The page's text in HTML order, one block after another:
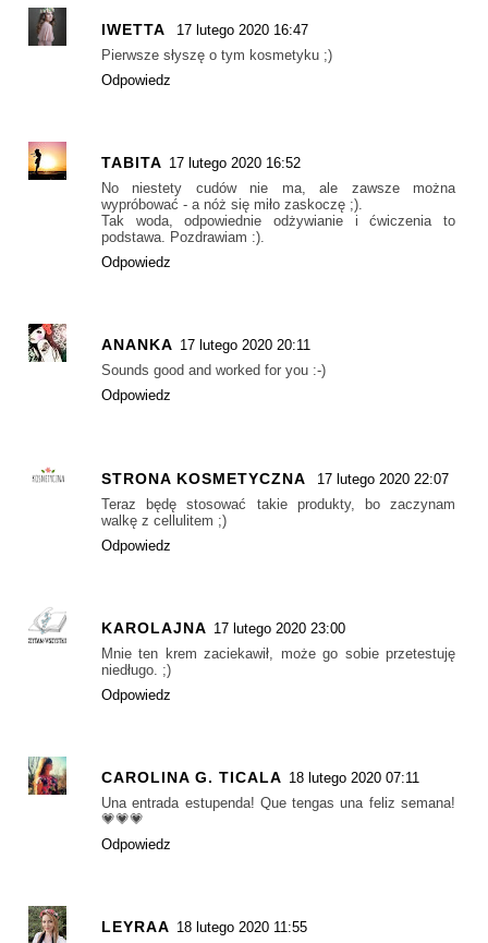
IWETTA
17 lutego 2020 16:47
Pierwsze słyszę o tym kosmetyku ;)
Odpowiedz
TABITA 17 lutego 2020 16:52
No niestety cudów nie ma, ale zawsze można
wypróbować - a nóż się miło zaskoczę ;).
Tak woda, odpowiednie odżywianie i ćwiczenia to
podstawa. Pozdrawiam :).
Odpowiedz
ANANKA 17 lutego 2020 20:11
Sounds good and worked for you :-)
Odpowiedz
STRONA KOSMETYCZNA
17 lutego 2020 22:07
Teraz będę stosować takie produkty, bo zaczynam
walkę z cellulitem ;)
Odpowiedz
KAROLAJNA 17 lutego 2020 23:00
Mnie ten krem zaciekawił, może go sobie przetestuję
niedługo. ;)
Odpowiedz
CAROLINA G. TICALA 18 lutego 2020 07:11
Una entrada estupenda! Que tengas una feliz semana!
💗💗💗
Odpowiedz
LEYRAA 18 lutego 2020 11:55